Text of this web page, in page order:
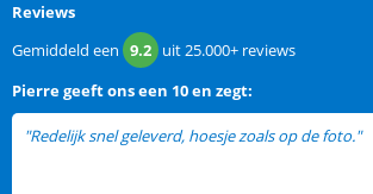
Reviews
Gemiddeld een 9.2 uit25.000+ reviews
Pierregeeft ons een 10 en zegt:
"Redelijk snel geleverd, hoesje zoals op de foto."